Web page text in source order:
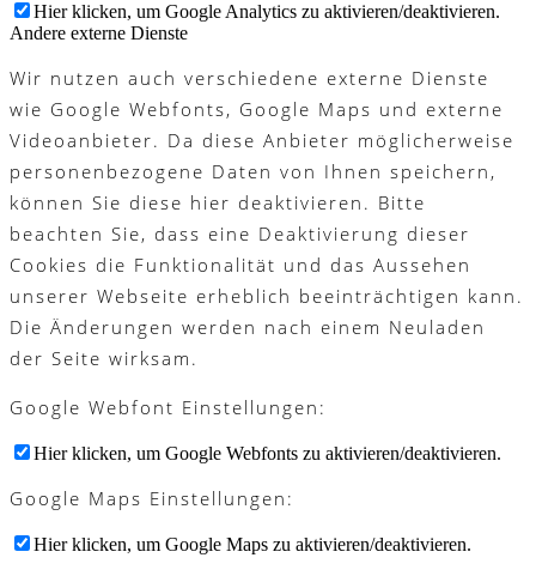
Hier klicken, um Google Analytics zu aktivieren/deaktivieren.
Andere externe Dienste
Wir nutzen auch verschiedene externe Dienste
wie Google Webfonts, Google Maps und externe
Videoanbieter. Da diese Anbieter möglicherweise
personenbezogene Daten von Ihnen speichern,
können Sie diese hier deaktivieren. Bitte
beachten Sie, dass eine Deaktivierung dieser
Cookies die Funktionalität und das Aussehen
unserer Webseite erheblich beeinträchtigen kann.
Die Änderungen werden nach einem Neuladen
der Seite wirksam.
Google Webfont Einstellungen:
Hier klicken, um Google Webfonts zu aktivieren/deaktivieren.
Google Maps Einstellungen:
Hier klicken, um Google Maps zu aktivieren/deaktivieren.